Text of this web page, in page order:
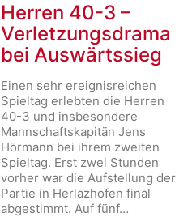
Herren 40-3 –
Verletzungsdrama
bei Auswärtssieg
Einen sehr ereignisreichen
Spieltag erlebten die Herren
40-3 und insbesondere
Mannschaftskapitän Jens
Hörmann bei ihrem zweiten
Spieltag. Erst zwei Stunden
vorher war die Aufstellung der
Partie in Herlazhofen final
abgestimmt. Auf fünf…